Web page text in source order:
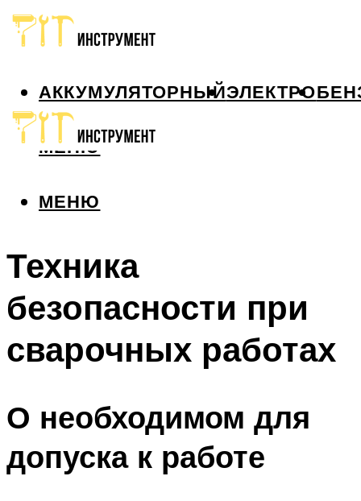
АККУМУЛЯТОРНЫЙЭЛЕКТРО
МЕНЮ
МЕНЮ
Техника
безопасности при
сварочных работах
О необходимом для
допуска к работе